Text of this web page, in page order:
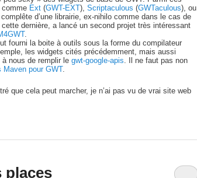
Ext (GWT-EXT),Scriptaculous (GWTaculous), ou
d’une librairie, ex-nihilo comme dans le cas de
dernière, a lancé un second projet très intéressant
.
fourni la boite à outils sous la forme du compilateur
les widgets cités précédemment, mais aussi
à nous de remplir legwt-google-apis. Il ne faut pas non
Maven pour GWT.
que cela peut marcher, je n’ai pas vu de vrai site web
places